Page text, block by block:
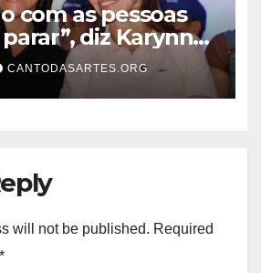
com as pessoas
diz Karynne
seu apoio à
Dorinha
CANTODASARTES.ORG
will not be published. Required
*